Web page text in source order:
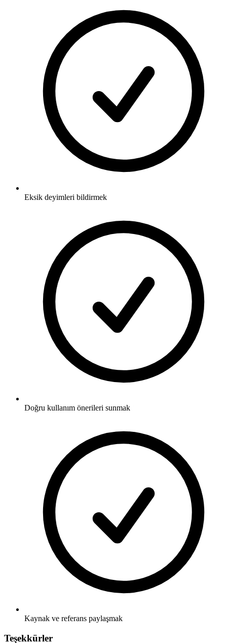
Eksik deyimleri bildirmek
Doğru kullanım önerileri sunmak
Kaynak ve referans paylaşmak
Teşekkürler